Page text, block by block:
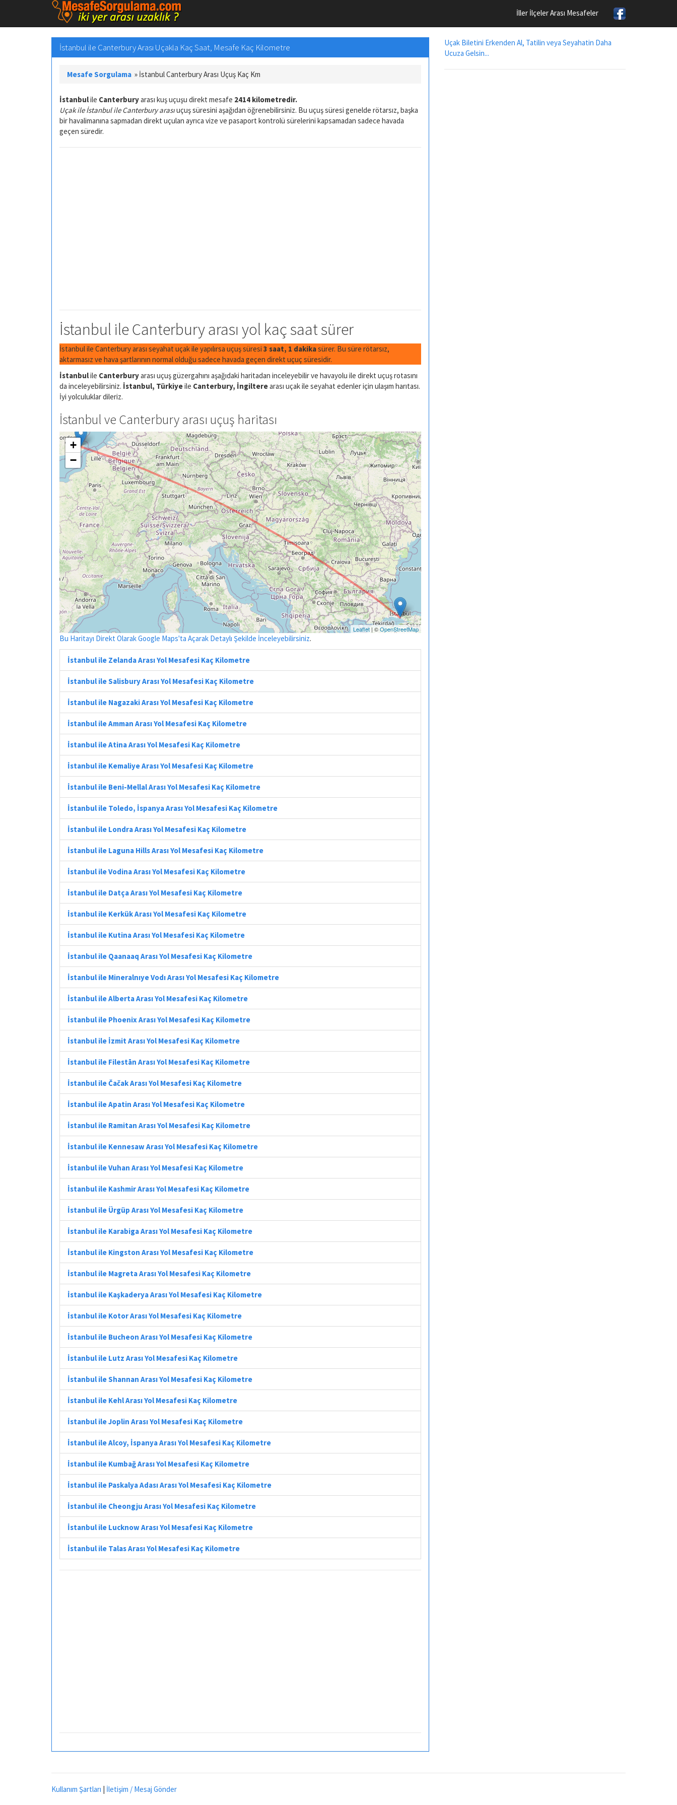
İller İlçeler Arası Mesafeler
İstanbul ile Canterbury Arası Uçakla Kaç Saat, Mesafe Kaç Kilometre
Mesafe Sorgulama » İstanbul Canterbury Arası Uçuş Kaç Km
İstanbulile Canterburyarası kuş uçuşu direkt mesafe 2414 kilometredir.
Uçak ile İstanbul ile Canterbury arasıuçuş süresini aşağıdan öğrenebilirsiniz. Bu uçuş süresi genelde rötarsız, başka
bir havalimanına sapmadan direkt uçulan ayrıca vize ve pasaport kontrolü sürelerini kapsamadan sadece havada
geçen süredir.
İstanbul ile Canterbury arası yol kaç saat sürer
İstanbul ile Canterbury arası seyahat uçak ile yapılırsa uçuş süresi 3 saat, 1 dakikasürer. Bu süre rötarsız,
aktarmasız ve hava şartlarının normal olduğu sadece havada geçen direkt uçuç süresidir.
İstanbulile Canterburyarası uçuş güzergahını aşağıdaki haritadan inceleyebilir ve havayolu ile direkt uçuş rotasını
da inceleyebilirsiniz. İstanbul, Türkiyeile Canterbury, İngilterearası uçak ile seyahat edenler için ulaşım harıtası.
İyi yolculuklar dileriz.
İstanbul ve Canterbury arası uçuş haritası
+
−
Leaflet | ©OpenStreetMap
Bu Haritayı Direkt Olarak Google Maps'ta Açarak Detaylı Şekilde İnceleyebilirsiniz.
İstanbul ile Zelanda Arası Yol Mesafesi Kaç Kilometre
İstanbul ile Salisbury Arası Yol Mesafesi Kaç Kilometre
İstanbul ile Nagazaki Arası Yol Mesafesi Kaç Kilometre
İstanbul ile Amman Arası Yol Mesafesi Kaç Kilometre
İstanbul ile Atina Arası Yol Mesafesi Kaç Kilometre
İstanbul ile Kemaliye Arası Yol Mesafesi Kaç Kilometre
İstanbul ile Beni-Mellal Arası Yol Mesafesi Kaç Kilometre
İstanbul ile Toledo, İspanya Arası Yol Mesafesi Kaç Kilometre
İstanbul ile Londra Arası Yol Mesafesi Kaç Kilometre
İstanbul ile Laguna Hills Arası Yol Mesafesi Kaç Kilometre
İstanbul ile Vodina Arası Yol Mesafesi Kaç Kilometre
İstanbul ile Datça Arası Yol Mesafesi Kaç Kilometre
İstanbul ile Kerkük Arası Yol Mesafesi Kaç Kilometre
İstanbul ile Kutina Arası Yol Mesafesi Kaç Kilometre
İstanbul ile Qaanaaq Arası Yol Mesafesi Kaç Kilometre
İstanbul ile Mineralnıye Vodı Arası Yol Mesafesi Kaç Kilometre
İstanbul ile Alberta Arası Yol Mesafesi Kaç Kilometre
İstanbul ile Phoenix Arası Yol Mesafesi Kaç Kilometre
İstanbul ile İzmit Arası Yol Mesafesi Kaç Kilometre
İstanbul ile Filestān Arası Yol Mesafesi Kaç Kilometre
İstanbul ile Čačak Arası Yol Mesafesi Kaç Kilometre
İstanbul ile Apatin Arası Yol Mesafesi Kaç Kilometre
İstanbul ile Ramitan Arası Yol Mesafesi Kaç Kilometre
İstanbul ile Kennesaw Arası Yol Mesafesi Kaç Kilometre
İstanbul ile Vuhan Arası Yol Mesafesi Kaç Kilometre
İstanbul ile Kashmir Arası Yol Mesafesi Kaç Kilometre
İstanbul ile Ürgüp Arası Yol Mesafesi Kaç Kilometre
İstanbul ile Karabiga Arası Yol Mesafesi Kaç Kilometre
İstanbul ile Kingston Arası Yol Mesafesi Kaç Kilometre
İstanbul ile Magreta Arası Yol Mesafesi Kaç Kilometre
İstanbul ile Kaşkaderya Arası Yol Mesafesi Kaç Kilometre
İstanbul ile Kotor Arası Yol Mesafesi Kaç Kilometre
İstanbul ile Bucheon Arası Yol Mesafesi Kaç Kilometre
İstanbul ile Lutz Arası Yol Mesafesi Kaç Kilometre
İstanbul ile Shannan Arası Yol Mesafesi Kaç Kilometre
İstanbul ile Kehl Arası Yol Mesafesi Kaç Kilometre
İstanbul ile Joplin Arası Yol Mesafesi Kaç Kilometre
İstanbul ile Alcoy, İspanya Arası Yol Mesafesi Kaç Kilometre
İstanbul ile Kumbağ Arası Yol Mesafesi Kaç Kilometre
İstanbul ile Paskalya Adası Arası Yol Mesafesi Kaç Kilometre
İstanbul ile Cheongju Arası Yol Mesafesi Kaç Kilometre
İstanbul ile Lucknow Arası Yol Mesafesi Kaç Kilometre
İstanbul ile Talas Arası Yol Mesafesi Kaç Kilometre
Uçak Biletini Erkenden Al, Tatilin veya Seyahatin Daha
Ucuza Gelsin...
Kullanım Şartları | İletişim / Mesaj Gönder